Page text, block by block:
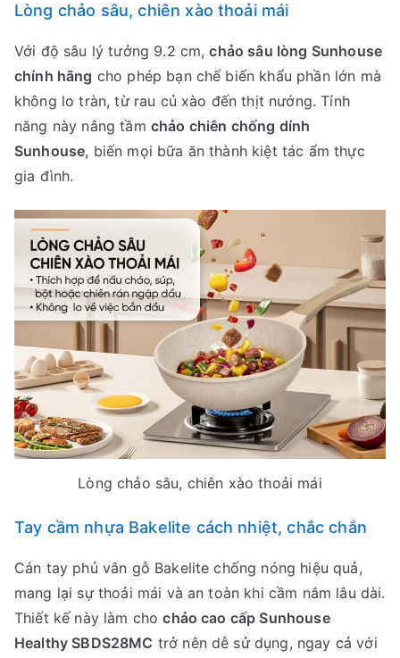
Lòng chảo sâu, chiên xào thoải mái
Với độ sâu lý tưởng 9.2 cm,chảo sâu lòng Sunhouse
chính hãng cho phép bạn chế biến khẩu phần lớn mà
không lo tràn, từ rau củ xào đến thịt nướng. Tính
năng này nâng tầm chảo chiên chống dính
Sunhouse, biến mọi bữa ăn thành kiệt tác ẩm thực
gia đình.
Lòng chảo sâu, chiên xào thoải mái
Tay cầm nhựa Bakelite cách nhiệt, chắc chắn
Cán tay phủ vân gỗ Bakelite chống nóng hiệu quả,
mang lại sự thoải mái và an toàn khi cầm nắm lâu dài.
Thiết kế này làm chochảo cao cấp Sunhouse
Healthy SBDS28MC trở nên dễ sử dụng, ngay cả với